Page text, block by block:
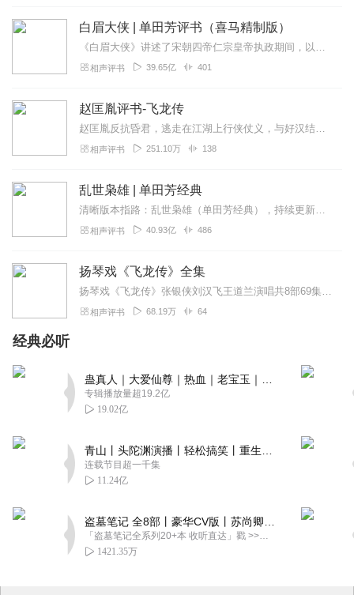
白眉大侠 | 单田芳评书（喜马精制版）
《白眉大侠》讲述了宋朝四帝仁宗皇帝执政期间，以徐良、白云瑞为书胆，包括七侠、大五义、小五义、小七杰等众开封府校尉，在八王赵德芳、包拯、颜查散等清官的支持下，为保...
相声评书 39.65亿 401
赵匡胤评书-飞龙传
赵匡胤反抗昏君，逃走在江湖上行侠仗义，与好汉结交，最终建立大宋的故事。陈桥兵变又称陈桥驿兵变，是赵匡胤发动的取代后周，建立宋朝的兵变事件，此典故又称黄袍加身。赵...
相声评书 251.10万 138
乱世枭雄 | 单田芳经典
清晰版本指路：乱世枭雄（单田芳经典），持续更新中《乱世枭雄》讲的是东北王张作霖和其子少帅张学良的传奇故事，是著名评书艺术家单田芳先生根据大量的历史材料和广为流传...
相声评书 40.93亿 486
扬琴戏《飞龙传》全集
扬琴戏《飞龙传》张银侠刘汉飞王道兰演唱共8部69集。下接琴书《刘金定下南唐》扬琴戏《飞龙传》全集之一《高怀德下河东》之二《火塘寨杨滚出兵》之三《皇宫绑御驾...
相声评书 68.19万 64
经典必听
专辑播放量超19.2亿
19.02亿
连载节目超一千集
11.24亿
「盗墓笔记全系列20+本 收听直达」戳 >>改编自南派三叔同名作品，腾讯音乐娱乐集团出品，冠声文化制作，...
1421.35万